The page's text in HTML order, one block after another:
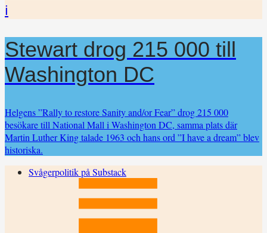
i
Stewart drog 215 000 till
Washington DC
Helgens ”Rally to restore Sanity and/or Fear” drog 215 000
besökare till National Mall i Washington DC, samma plats där
Martin Luther King talade 1963 och hans ord ”I have a dream” blev
historiska.
Svågerpolitik på Substack